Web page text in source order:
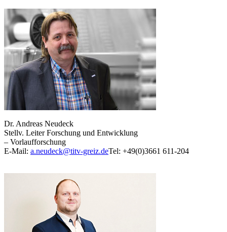
Dr. Andreas Neudeck
Stellv. Leiter Forschung und Entwicklung
– Vorlaufforschung
E-Mail: a.neudeck@titv-greiz.deTel: +49(0)3661 611-204